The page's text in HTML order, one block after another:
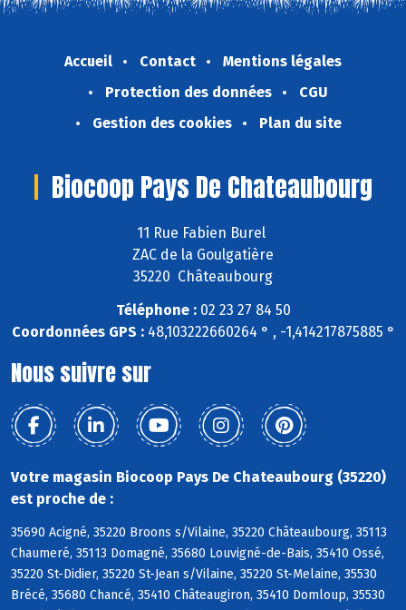
Accueil Contact
Mentions légales
Protection des données
CGU
Gestion des cookies
Plan du site
Biocoop Pays De Chateaubourg
11 Rue Fabien Burel
ZAC de la Goulgatière
35220 Châteaubourg
Téléphone :02 23 27 84 50
Coordonnées GPS :48,103222660264 ° , -1,414217875885 °
Nous suivre sur
Votre magasin Biocoop Pays De Chateaubourg (35220)
est proche de :
35690 Acigné, 35220 Broons s/Vilaine, 35220 Châteaubourg, 35113
Chaumeré, 35113 Domagné, 35680 Louvigné-de-Bais, 35410 Ossé,
35220 St-Didier, 35220 St-Jean s/Vilaine, 35220 St-Melaine, 35530
Brécé, 35680 Chancé, 35410 Châteaugiron, 35410 Domloup, 35530